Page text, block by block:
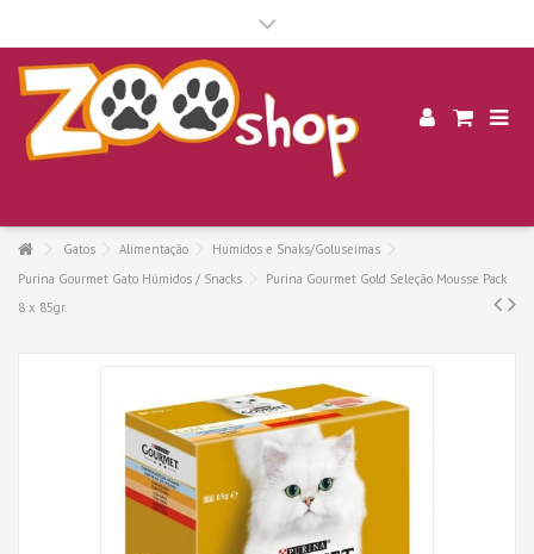
Gatos Alimentação
Humidos e Snaks/Goluseimas
Purina Gourmet Gato Húmidos / Snacks
Purina Gourmet Gold Seleção Mousse Pack
8 x 85gr.